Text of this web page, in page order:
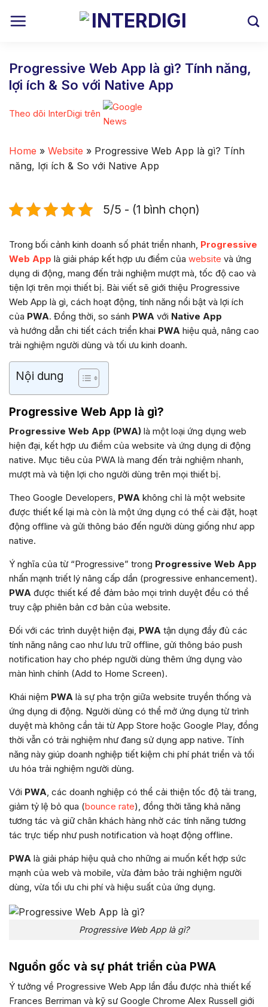
Progressive Web App là gì? Tính năng,
lợi ích & So với Native App
Theo dõi InterDigi trên
Home » Website » Progressive Web App là gì? Tính
năng, lợi ích & So với Native App
5/5 - (1 bình chọn)
Trong bối cảnh kinh doanh số phát triển nhanh, Progressive
Web App là giải pháp kết hợp ưu điểm của website và ứng
dụng di động, mang đến trải nghiệm mượt mà, tốc độ cao và
tiện lợi trên mọi thiết bị. Bài viết sẽ giới thiệu Progressive
Web App là gì, cách hoạt động, tính năng nổi bật và lợi ích
của PWA. Đồng thời, so sánh PWA với Native App
và hướng dẫn chi tiết cách triển khai PWA hiệu quả, nâng cao
trải nghiệm người dùng và tối ưu kinh doanh.
Nội dung
Progressive Web App là gì?
Progressive Web App (PWA) là một loại ứng dụng web
hiện đại, kết hợp ưu điểm của website và ứng dụng di động
native. Mục tiêu của PWA là mang đến trải nghiệm nhanh,
mượt mà và tiện lợi cho người dùng trên mọi thiết bị.
Theo Google Developers, PWA không chỉ là một website
được thiết kế lại mà còn là một ứng dụng có thể cài đặt, hoạt
động offline và gửi thông báo đến người dùng giống như app
native.
Ý nghĩa của từ “Progressive” trong Progressive Web App
nhấn mạnh triết lý nâng cấp dần (progressive enhancement).
PWA được thiết kế để đảm bảo mọi trình duyệt đều có thể
truy cập phiên bản cơ bản của website.
Đối với các trình duyệt hiện đại, PWA tận dụng đầy đủ các
tính năng nâng cao như lưu trữ offline, gửi thông báo push
notification hay cho phép người dùng thêm ứng dụng vào
màn hình chính (Add to Home Screen).
Khái niệm PWA là sự pha trộn giữa website truyền thống và
ứng dụng di động. Người dùng có thể mở ứng dụng từ trình
duyệt mà không cần tải từ App Store hoặc Google Play, đồng
thời vẫn có trải nghiệm như đang sử dụng app native. Tính
năng này giúp doanh nghiệp tiết kiệm chi phí phát triển và tối
ưu hóa trải nghiệm người dùng.
Với PWA, các doanh nghiệp có thể cải thiện tốc độ tải trang,
giảm tỷ lệ bỏ qua (bounce rate), đồng thời tăng khả năng
tương tác và giữ chân khách hàng nhờ các tính năng tương
tác trực tiếp như push notification và hoạt động offline.
PWA là giải pháp hiệu quả cho những ai muốn kết hợp sức
mạnh của web và mobile, vừa đảm bảo trải nghiệm người
dùng, vừa tối ưu chi phí và hiệu suất của ứng dụng.
Progressive Web App là gì?
Nguồn gốc và sự phát triển của PWA
Ý tưởng về Progressive Web App lần đầu được nhà thiết kế
Frances Berriman và kỹ sư Google Chrome Alex Russell giới